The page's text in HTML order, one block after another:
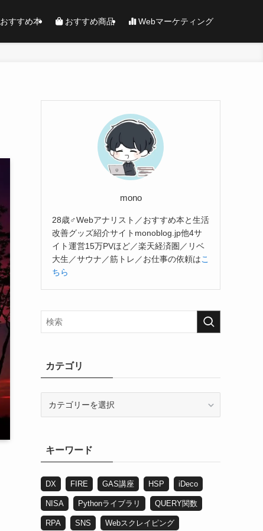
おすすめ本 おすすめ商品 Webマーケティング
mono
28歳♂Webアナリスト／おすすめ本と生活
改善グッズ紹介サイトmonoblog.jp他4サ
イト運営15万PVほど／楽天経済圏／リベ
大生／サウナ／筋トレ／お仕事の依頼はこ
ちら
カテゴリ
キーワード
DX FIRE GAS講座 HSP iDeco
NISA Pythonライブラリ QUERY関数
RPA SNS Webスクレイピング